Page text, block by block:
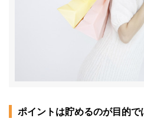
ポイントは貯めるのが目的